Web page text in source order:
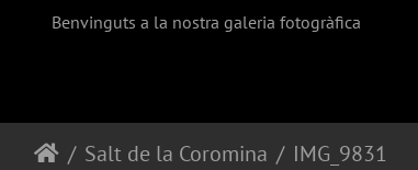
Benvinguts a la nostra galeria fotogràfica
Salt de la Coromina IMG_9831